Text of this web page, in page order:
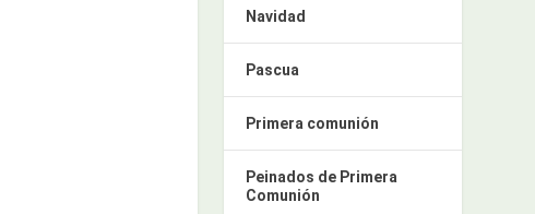
Navidad
Pascua
Primera comunión
Peinados de Primera
Comunión